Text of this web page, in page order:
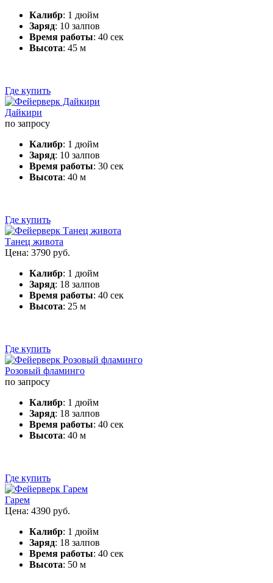
Калибр: 1 дюйм
Заряд: 10 залпов
Время работы: 40 сек
Высота: 45 м
Где купить
Дайкири
по запросу
Калибр: 1 дюйм
Заряд: 10 залпов
Время работы: 30 сек
Высота: 40 м
Где купить
Танец живота
Цена: 3790 руб.
Калибр: 1 дюйм
Заряд: 18 залпов
Время работы: 40 сек
Высота: 25 м
Где купить
Розовый фламинго
по запросу
Калибр: 1 дюйм
Заряд: 18 залпов
Время работы: 40 сек
Высота: 40 м
Где купить
Гарем
Цена: 4390 руб.
Калибр: 1 дюйм
Заряд: 18 залпов
Время работы: 40 сек
Высота: 50 м